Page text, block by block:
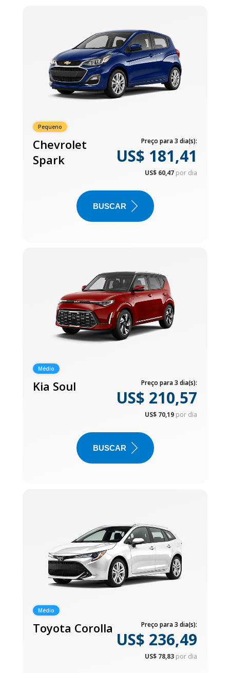
Pequeno
Chevrolet
Spark
Preço para 3 dia(s):
US$ 181,41
US$ 60,47 por dia
BUSCAR
Médio
Kia Soul Preço para 3 dia(s):
US$ 210,57
US$ 70,19 por dia
BUSCAR
Médio
Toyota Corolla Preço para 3 dia(s):
US$ 236,49
US$ 78,83 por dia